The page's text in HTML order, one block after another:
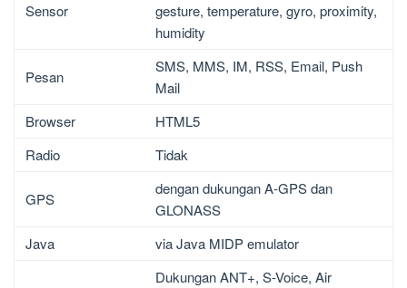
Sensor
gesture, temperature, gyro, proximity,
humidity
Pesan
SMS, MMS, IM, RSS, Email, Push
Mail
Browser
HTML5
Radio
Tidak
GPS
dengan dukungan A-GPS dan
GLONASS
Java
via Java MIDP emulator
Dukungan ANT+, S-Voice, Air